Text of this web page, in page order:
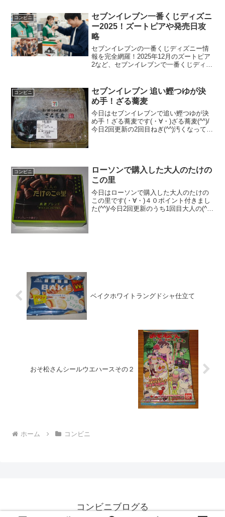
コンビニ
セブンイレブン一番くじディズニ
ー2025！ズートピアや発売日攻
略
セブンイレブンの一番くじディズニー情
報を完全網羅！2025年12月のズートピア
2など、セブンイレブンで一番くじディズ
くじとの違いや取扱店舗の探し方も解説
した必読の攻略ガイドです。
コンビニ
セブンイレブン 追い鰹つゆが決
め手！ざる蕎麦
今日はセブンイレブンで追い鰹つゆが決
め手！ざる蕎麦です(・∀・)ざる蕎麦(^^)/
今日2回更新の2回目ねぎ(^^)汚くなってし
コンビニ
ローソンで購入した大人のたけの
この里
今日はローソンで購入した大人のたけの
この里です(・∀・)４０ポイント付きまし
た(^^)/今日2回更新のうち1回目大人の(^^)
ベイクホワイトラングドシャ仕立て
おそ松さんシールウエハースその２
ホーム コンビニ
コンビニブログる